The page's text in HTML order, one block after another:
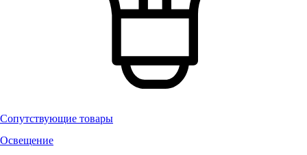
Сопутствующие товары
Освещение